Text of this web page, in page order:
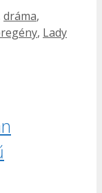
dráma,
, Lady